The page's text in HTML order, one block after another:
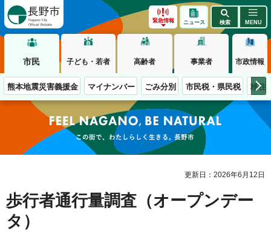
緊急情報 ニュース 検索 MENU
市民 子ども・若者 高齢者 事業者 市政情報
熊本地震災害義援金 マイナンバー ごみ分別 市民税・県民税 移住
この街で、わたしらしく生きる。長野市
更新日：2026年6月12日
歩行者通行量調査（オープンデー
タ）